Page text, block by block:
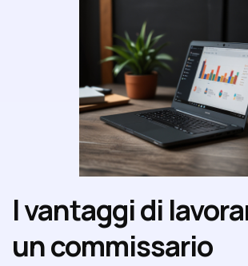
I vantaggi di
un commissario